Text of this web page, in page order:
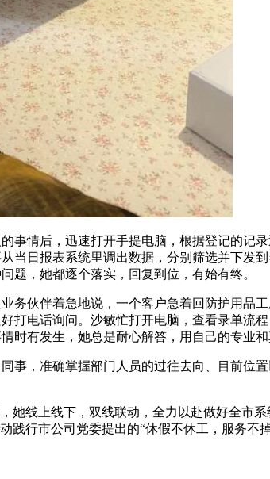
事情后，迅速打开手提电脑，根据登记的记
当日报表系统里调出数据，分别筛选并下发
题，她都逐个落实，回复到位，有始有终。
务伙伴着急地说，一个客户急着回防护用品
打电话询问。沙敏忙打开电脑，查看录单流
有发生，她总是耐心解答，用自己的专业和
，准确掌握部门人员的过往去向、目前位
线上线下，双线联动，全力以赴做好全市
行市公司党委提出的“休假不休工，服务不